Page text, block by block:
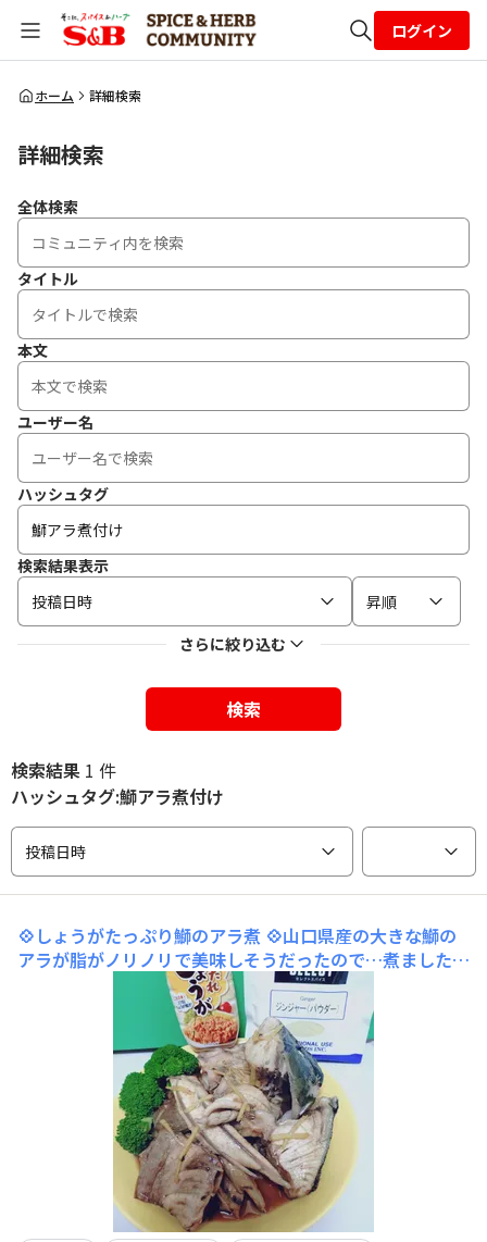
全体検索
ログイン
ホーム 詳細検索
詳細検索
全体検索
タイトル
本文
ユーザー名
ハッシュタグ
検索結果表示
投稿日時
昇順
さらに絞り込む
検索
検索結果 1 件
ハッシュタグ:鰤アラ煮付け
投稿日時
💠しょうがたっぷり鰤のアラ煮 ​💠山口県産の大きな鰤の
アラが脂がノリノリで美味しそうだったので…煮ました〜
(編集に時間がかかり〰️😅)鰤のアラと言うと、冬の鰤大根
が頭に浮かびます…寒ブリ北陸地方で獲れる時期は12月
から2月で脂ノリノリですが 4月のブリの特徴「春ブリ
（桜ブリ）」寒ブリに比べると脂はさっぱりしています
が、まだまだ脂